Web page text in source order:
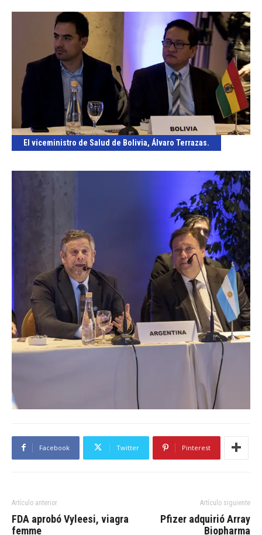
El viceministro de Salud de Bolivia, Álvaro Terrazas.
Facebook Twitter Pinterest
Artículo anterior
FDA aprobó Vyleesi, viagra
femme
Artículo siguiente
Pfizer adquirió Array
Biopharma